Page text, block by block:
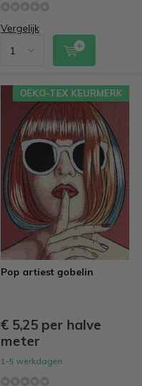
Vergelijk
Pop artiest gobelin
OEKO-TEX KEURMERK
€ 5,25 per halve
meter
1-5 werkdagen